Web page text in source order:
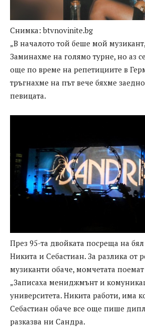
Снимка: btvnovinite.bg
„В началото той беше мой
Заминахме на голямо турне, но аз
още по време на репетициите в
тръгнахме на път вече бяхме
певицата.
През 95-та двойката посреща на
Никита и Себастиан. За разлика от
музиканти обаче, момчетата
„Записаха мениджмънт и
университета. Никита работи, има
Себастиан обаче все още пише
разказва ни Сандра.